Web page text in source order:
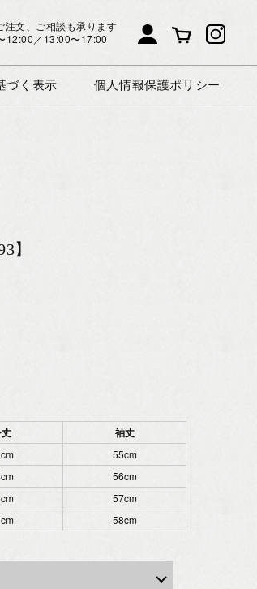
注文、ご相談も承ります
／13:00〜17:00
づく表示 個人情報保護ポリシー
】
袖丈
55cm
56cm
57cm
58cm